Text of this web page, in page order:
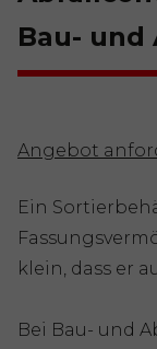
Bau-
Angebot
Ein
klein, dass er
Bei Bau- und